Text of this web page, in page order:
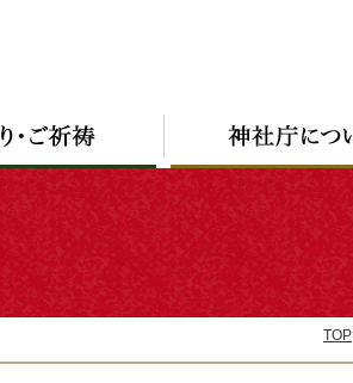
TOP